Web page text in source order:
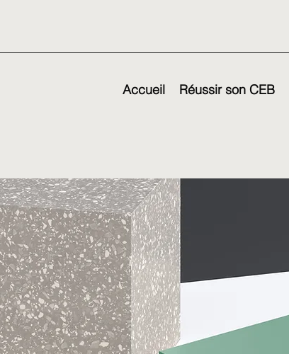
Accueil Réussir son CEB